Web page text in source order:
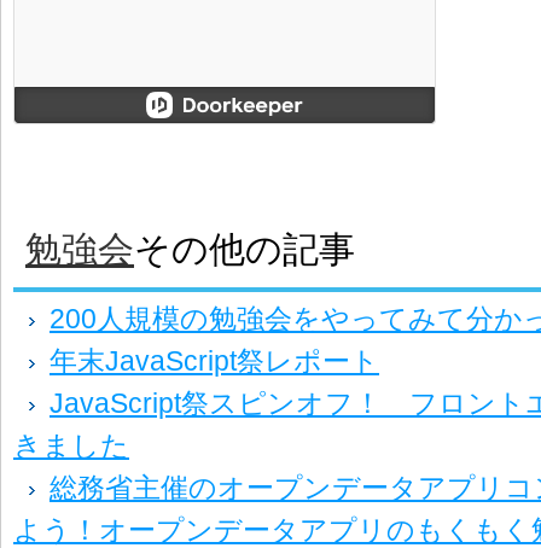
勉強会その他の記事
200人規模の勉強会をやってみて分か
年末JavaScript祭レポート
JavaScript祭スピンオフ！ フロント
きました
総務省主催のオープンデータアプリ
よう！オープンデータアプリのもくもく